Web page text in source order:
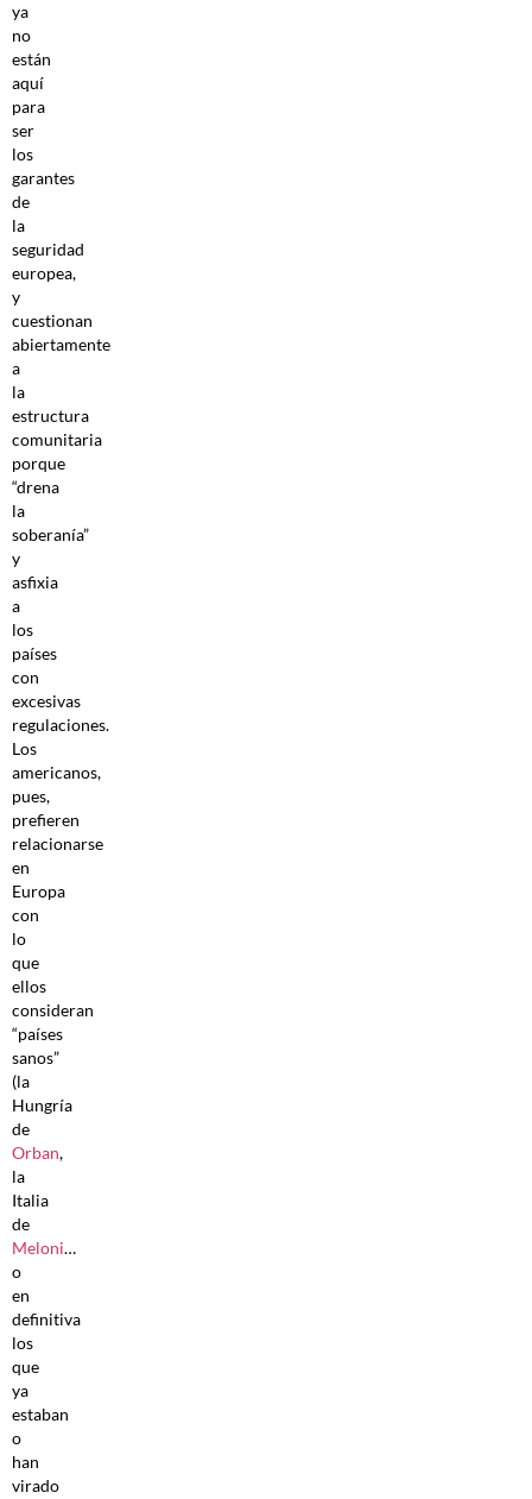
ya
no
están
aquí
para
ser
los
garantes
de
la
seguridad
europea,
y
cuestionan
abiertamente
a
la
estructura
comunitaria
porque
“drena
la
soberanía”
y
asfixia
a
los
países
con
excesivas
regulaciones.
Los
americanos,
pues,
prefieren
relacionarse
en
Europa
con
lo
que
ellos
consideran
“países
sanos”
(la
Hungría
de
Orban,
la
Italia
de
Meloni…
o
en
definitiva
los
que
ya
estaban
o
han
virado